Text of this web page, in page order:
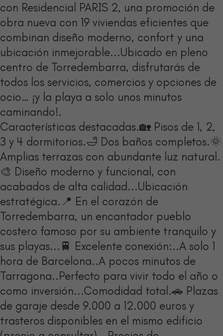
con Residencial PARIS 2, una promoción de
obra nueva con 19 viviendas eficientes que
combinan diseño moderno, confort y una
ubicación inmejorable...Ubicado en pleno
centro de Torredembarra, disfrutarás de
todos los servicios, comercios y opciones de
ocio… ¡y la playa a solo unos minutos
caminando!.
Características destacadas.🏡 Pisos de 1, 2,
3 y 4 dormitorios.🛁 Dos baños completos.🌞
Amplias terrazas con abundante luz natural.
🎨 Diseño moderno y funcional, con
acabados de alta calidad...Ubicación
estratégica.📍 En el corazón de
Torredembarra, un encantador pueblo
costero famoso por su ambiente tranquilo y
sus playas...🚆 Excelente conexión:..A solo 1
hora de Barcelona..A pocos minutos de
Tarragona..Perfecto para vivir todo el año o
como inversión...Comodidad total.🚗 Plazas
de garaje desde 9.000 a 12.000 euros y
trasteros disponibles en el mismo edificio